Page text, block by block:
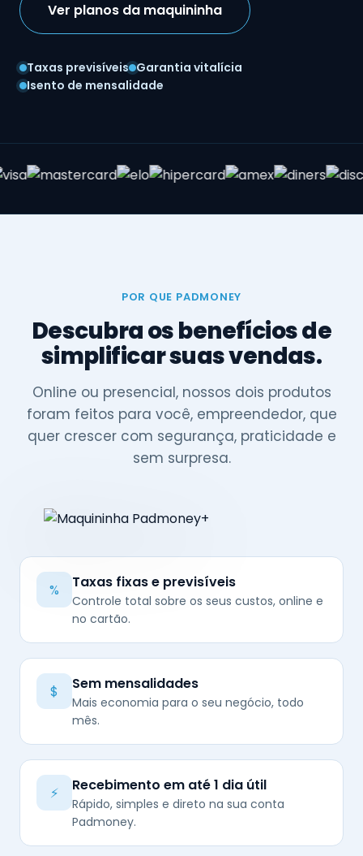
Ver planos da maquininha
Taxas previsíveis Garantia vitalícia
Isento de mensalidade
POR QUE PADMONEY
Descubra os benefícios de
simplificar suas vendas.
Online ou presencial, nossos dois produtos
foram feitos para você, empreendedor, que
quer crescer com segurança, praticidade e
sem surpresa.
% Taxas fixas e previsíveis
Controle total sobre os seus custos, online e
no cartão.
$ Sem mensalidades
Mais economia para o seu negócio, todo
mês.
⚡ Recebimento em até 1 dia útil
Rápido, simples e direto na sua conta
Padmoney.